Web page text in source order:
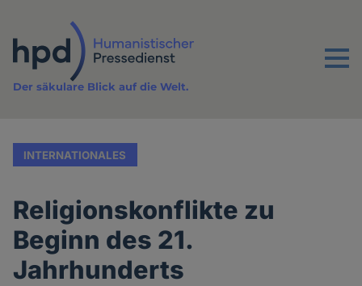
Inhalt
Menu
Der säkulare Blick auf die Welt.
INTERNATIONALES
Religionskonflikte zu
Beginn des 21.
Jahrhunderts